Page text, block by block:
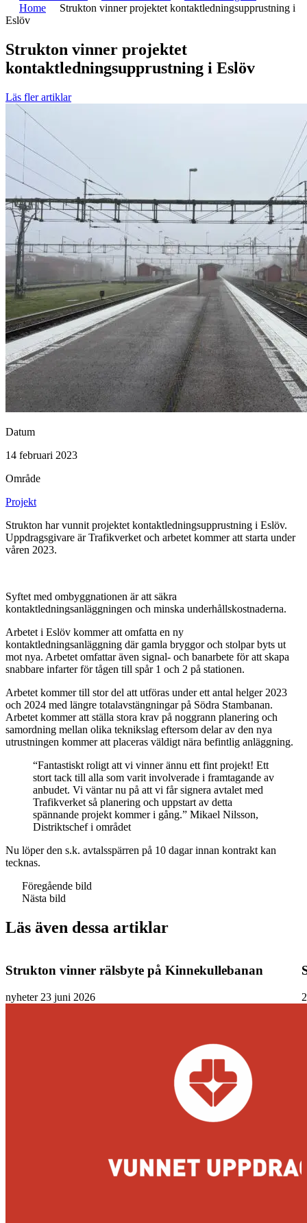
Home
Strukton vinner projektet kontaktledningsupprustning i
Eslöv
Strukton vinner projektet
kontaktledningsupprustning i Eslöv
Läs fler artiklar
Datum
14 februari 2023
Område
Projekt
Strukton har vunnit projektet kontaktledningsupprustning i Eslöv.
Uppdragsgivare är Trafikverket och arbetet kommer att starta under
våren 2023.
Syftet med ombyggnationen är att säkra
kontaktledningsanläggningen och minska underhållskostnaderna.
Arbetet i Eslöv kommer att omfatta en ny
kontaktledningsanläggning där gamla bryggor och stolpar byts ut
mot nya. Arbetet omfattar även signal- och banarbete för att skapa
snabbare infarter för tågen till spår 1 och 2 på stationen.
Arbetet kommer till stor del att utföras under ett antal helger 2023
och 2024 med längre totalavstängningar på Södra Stambanan.
Arbetet kommer att ställa stora krav på noggrann planering och
samordning mellan olika teknikslag eftersom delar av den nya
utrustningen kommer att placeras väldigt nära befintlig anläggning.
“Fantastiskt roligt att vi vinner ännu ett fint projekt! Ett
stort tack till alla som varit involverade i framtagande av
anbudet. Vi väntar nu på att vi får signera avtalet med
Trafikverket så planering och uppstart av detta
spännande projekt kommer i gång.” Mikael Nilsson,
Distriktschef i området
Nu löper den s.k. avtalsspärren på 10 dagar innan kontrakt kan
tecknas.
Föregående bild
Nästa bild
Läs även dessa artiklar
Strukton vinner rälsbyte på Kinnekullebanan
nyheter 23 juni 2026